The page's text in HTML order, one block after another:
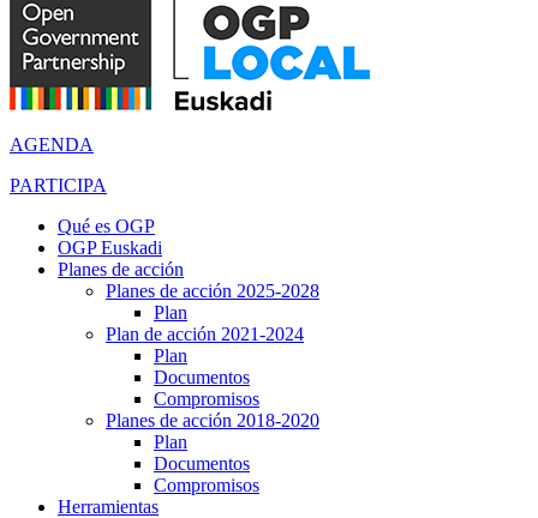
AGENDA
PARTICIPA
Qué es OGP
OGP Euskadi
Planes de acción
Planes de acción 2025-2028
Plan
Plan de acción 2021-2024
Plan
Documentos
Compromisos
Planes de acción 2018-2020
Plan
Documentos
Compromisos
Herramientas